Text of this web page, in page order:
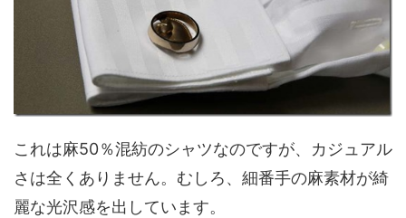
これは麻50％混紡のシャツなのですが、カジュアル
さは全くありません。むしろ、細番手の麻素材が綺
麗な光沢感を出しています。